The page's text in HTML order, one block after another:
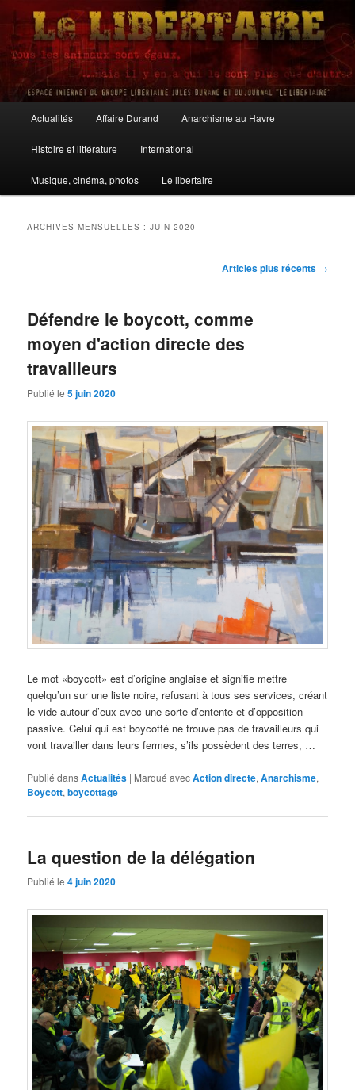
Aller
contenu
principal
Aller
contenu
secondaire
Le Libertaire
principal
Actualités Affaire Durand Anarchisme au Havre
Histoire et littérature International
Musique, cinéma, photos Le libertaire
ARCHIVES MENSUELLES :JUIN 2020
Articles plus récents →
Défendre le boycott, comme
moyen d'action directe des
travailleurs
Publié le5 juin 2020
Le mot «boycott» est d’origine anglaise et signifie mettre
quelqu’un sur une liste noire, refusant à tous ses services, créant
le vide autour d’eux avec une sorte d’entente et d’opposition
passive. Celui qui est boycotté ne trouve pas de travailleurs qui
vont travailler dans leurs fermes, s’ils possèdent des terres, …
Publié dansActualités | Marqué avecAction directe,Anarchisme,
Boycott,boycottage
La question de la délégation
Publié le4 juin 2020